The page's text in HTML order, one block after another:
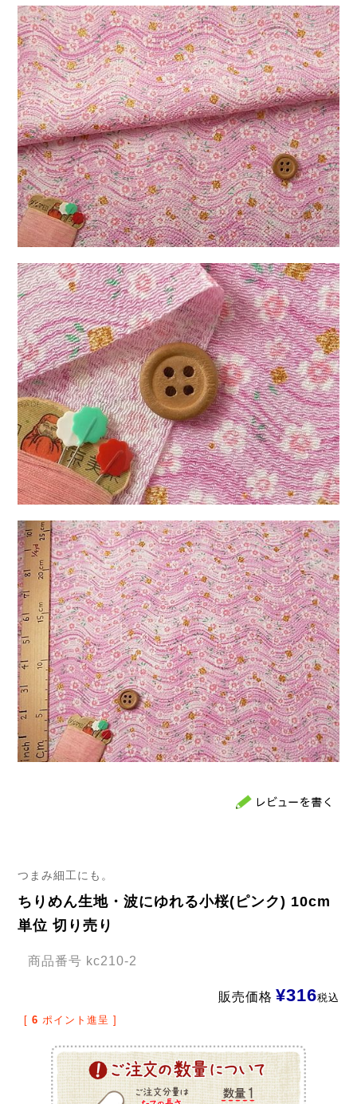
つまみ細工にも。
ちりめん生地・波にゆれる小桜(ピンク) 10cm
単位 切り売り
商品番号 kc210-2
販売価格 ¥316税込
[ 6 ポイント進呈 ]